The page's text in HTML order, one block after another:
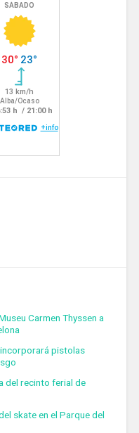
Carmen Thyssen a
incorporará pistolas
del recinto ferial de
skate en el Parque del